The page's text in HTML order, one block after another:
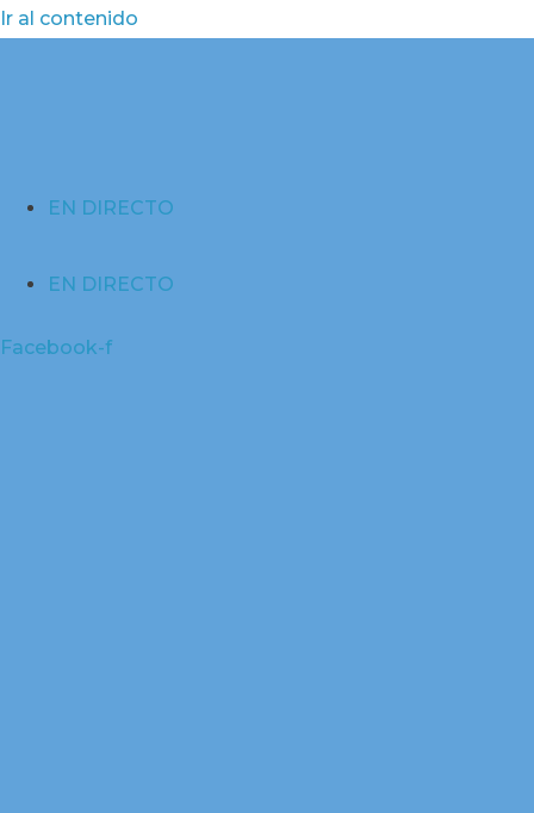
Ir al contenido
EN DIRECTO
EN DIRECTO
Facebook-f